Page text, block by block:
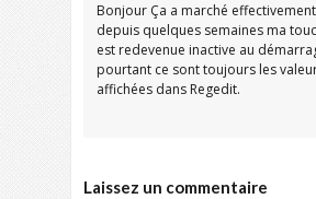
Bonjour Ça a marché
depuis quelques semaines ma
est redevenue inactive au
pourtant ce sont toujours les
affichées dans Regedit.
Laissez un commentaire